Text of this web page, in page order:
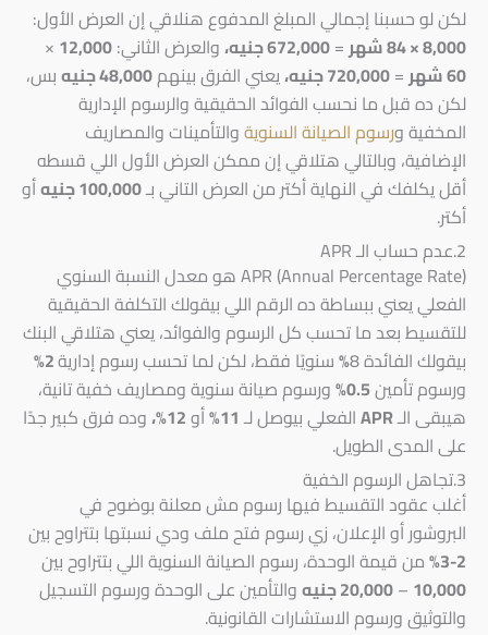
لكن لو حسبنا إجمالي المبلغ المدفوع هنلاقي إن العرض الأول:
8,000 × 84 شهر
=672,000 جنيه، والعرض الثاني:12,000
×
60 شهر
=720,000 جنيه، يعني الفرق بينهم48,000 جنيه
بس،
لكن ده قبل ما نحسب الفوائد الحقيقية والرسوم الإدارية
المخفية ورسوم الصيانة السنويةوالتأمينات والمصاريف
الإضافية، وبالتالي هتلاقي إن ممكن العرض الأول اللي قسطه
أقل يكلفك في النهاية أكتر من العرض التاني بـ100,000 جنيه
أو
أكتر.
2.عدم حساب الـ APR
APR (Annual Percentage Rate) هو معدل النسبة السنوي
الفعلي يعني ببساطة ده الرقم اللي بيقولك التكلفة الحقيقية
للتقسيط بعد ما تحسب كل الرسوم والفوائد، يعني هتلاقي البنك
بيقولك الفائدة 8 %سنويًا فقط، لكن لما تحسب رسوم إدارية
ورسوم تأمين0.5% ورسوم صيانة سنوية ومصاريف خفية تانية،
هيبقى الـAPRالفعلي بيوصل لـ11% أو12%،
وده فرق كبير جدًا
على المدى الطويل.
3.تجاهل الرسوم الخفية
أغلب عقود التقسيط فيها رسوم مش معلنة بوضوح في
البروشور أو الإعلان، زي رسوم فتح ملف ودي نسبتها بتتراوح بين
2-3%
من قيمة الوحدة، رسوم الصيانة السنوية اللي بتتراوح بين
10,000
–20,000 جنيه
والتأمين على الوحدة ورسوم التسجيل
والتوثيق ورسوم الاستشارات القانونية.